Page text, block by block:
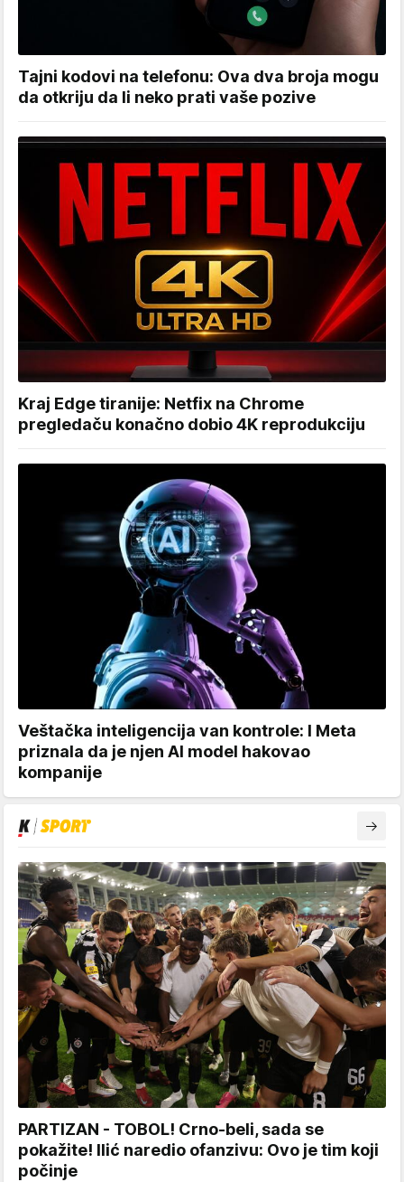
Tajni kodovi na telefonu: Ova dva broja mogu
da otkriju da li neko prati vaše pozive
Kraj Edge tiranije: Netfix na Chrome
pregledaču konačno dobio 4K reprodukciju
Veštačka inteligencija van kontrole: I Meta
priznala da je njen AI model hakovao
kompanije
PARTIZAN - TOBOL! Crno-beli, sada se
pokažite! Ilić naredio ofanzivu: Ovo je tim koji
počinje